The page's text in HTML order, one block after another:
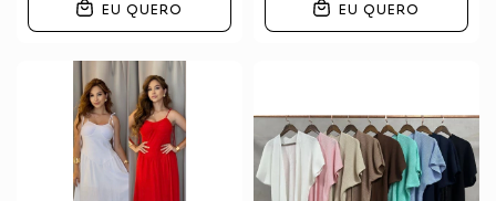
EU QUERO EU QUERO